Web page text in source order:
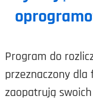
Program do
przeznaczony
zaopatrują